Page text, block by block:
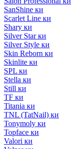
SanShine ки
Scarlet Line ки
Shary ки
Silver Star ки
Silver Style ки
Skin Reborn ки
Skinlite ки
SPL ки
Stella ки
Still ки
TF ки
Titania ки
TNL (TatNail) ки
Tonymoly ки
Topface ки
Valori ки